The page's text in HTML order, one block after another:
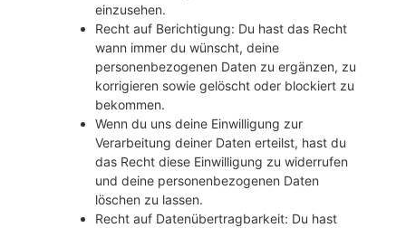
einzusehen.
Recht auf Berichtigung: Du hast das Recht
wann immer du wünscht, deine
personenbezogenen Daten zu ergänzen, zu
korrigieren sowie gelöscht oder blockiert zu
bekommen.
Wenn du uns deine Einwilligung zur
Verarbeitung deiner Daten erteilst, hast du
das Recht diese Einwilligung zu widerrufen
und deine personenbezogenen Daten
löschen zu lassen.
Recht auf Datenübertragbarkeit: Du hast